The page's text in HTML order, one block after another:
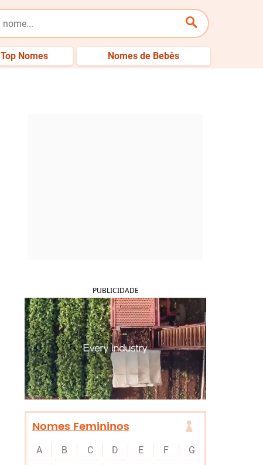
Top Nomes Nomes de Bebês
PUBLICIDADE
Nomes Femininos
A B C D E F
G